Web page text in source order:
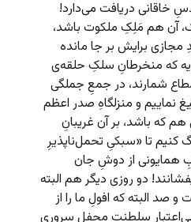
خاقانی دریافت می‌دارد!
آن هم مَلِکِ ملکوت باشد،
مجازی برایش بر جا مانده
که منخرطانِ سلکِ حلقه‌ی
شمارند، در جمعِ جملگی
نماییم و منزلگاهِ صدر اعظم
که باشد، بر آن غریبانِ
تا «سبکیِ تحمل‌ناپذیرِ
همایونی از دوشِ جان
دو روزی دیگر هم البته
صد البته که افولِ ما را از
سلطنت محفلِ سروری